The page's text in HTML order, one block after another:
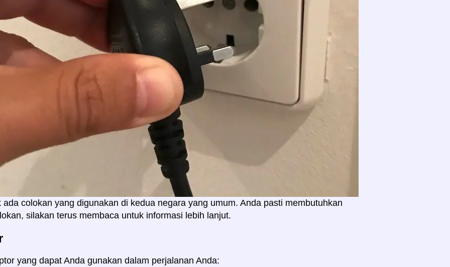
ada colokan yang digunakan di kedua negara yang umum. Anda pasti membutuhkan
silakan terus membaca untuk informasi lebih lanjut.
yang dapat Anda gunakan dalam perjalanan Anda: